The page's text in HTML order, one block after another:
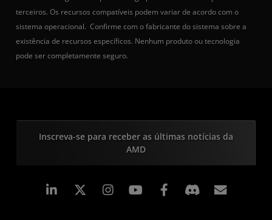
terceiros. Os recursos compatíveis podem variar de acordo com o
sistema operacional. Confirme com o fabricante do sistema sobre a
existência de recursos específicos. Nenhum produto ou tecnologia
pode ser completamente seguro.
Inscreva-se para receber as últimas notícias da
AMD
Linkedin Instagram Facebook